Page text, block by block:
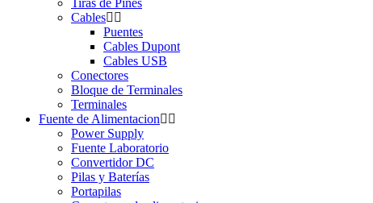
Tiras de Pines
Cables
Puentes
Cables Dupont
Cables USB
Conectores
Bloque de Terminales
Terminales
Fuente de Alimentacion
Power Supply
Fuente Laboratorio
Convertidor DC
Pilas y Baterías
Portapilas